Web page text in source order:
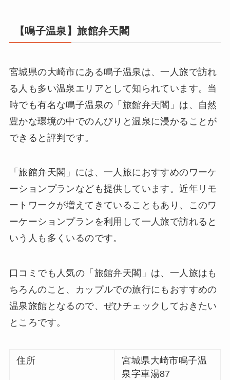
【鳴子温泉】旅館弁天閣
宮城県の大崎市にある鳴子温泉は、一人旅で訪れ
る人も多い温泉エリアとして知られています。当
時でも有名な鳴子温泉の「旅館弁天閣」は、自然
豊かな環境の中でのんびりと温泉に浸かることが
できると評判です。
「旅館弁天閣」には、一人旅におすすめのワーケ
ーションプランなども提供しています。近年リモ
ートワークが増えてきていることもあり、このワ
ーケーションプランを利用して一人旅で訪れると
いう人も多くいるのです。
口コミでも人気の「旅館弁天閣」は、一人旅はも
ちろんのこと、カップルでの旅行にもおすすめの
温泉旅館となるので、ぜひチェックしておきたい
ところです。
住所
宮城県大崎市鳴子温
泉字車湯87